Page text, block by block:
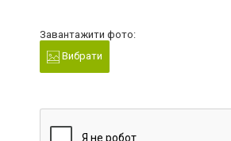
Завантажити фото:
Вибрати